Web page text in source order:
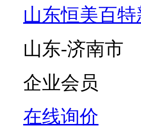
山东恒美百
山东-济南市
企业会员
在线询价